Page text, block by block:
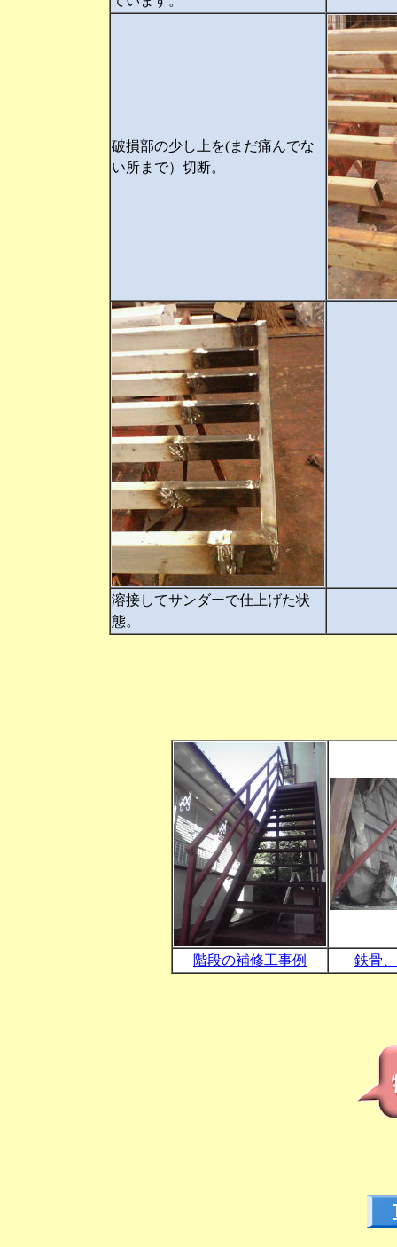
破損部の少し上を(まだ痛んでな
い所まで）切断。
溶接してサンダーで仕上げた状
態。
階段の補修工事例 鉄骨